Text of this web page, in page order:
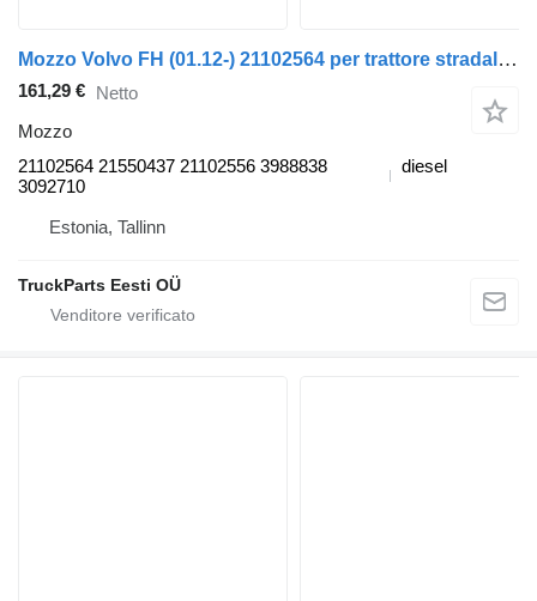
Mozzo Volvo FH (01.12-) 21102564 per trattore stradale Volvo FH, FM, FMX-4 series (2013-)
161,29 € Netto
Mozzo
21102564 21550437 21102556 3988838
3092710
diesel
Estonia, Tallinn
TruckParts Eesti OÜ